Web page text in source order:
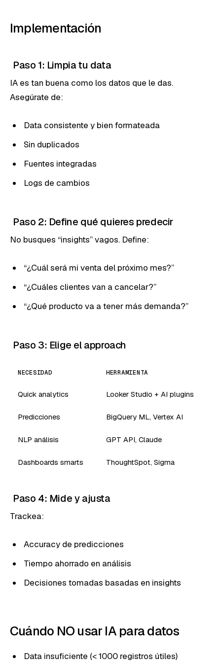
Implementación
Paso 1: Limpia tu data
IA es tan buena como los datos que le das.
Asegúrate de:
Data consistente y bien formateada
Sin duplicados
Fuentes integradas
Logs de cambios
Paso 2: Define qué quieres predecir
No busques “insights” vagos. Define:
“¿Cuál será mi venta del próximo mes?”
“¿Cuáles clientes van a cancelar?”
“¿Qué producto va a tener más demanda?”
Paso 3: Elige el approach
NECESIDAD HERRAMIENTA
Quick analytics Looker Studio + AI plugins
Predicciones BigQuery ML, Vertex AI
NLP análisis GPT API, Claude
Dashboards smarts ThoughtSpot, Sigma
Paso 4: Mide y ajusta
Trackea:
Accuracy de predicciones
Tiempo ahorrado en análisis
Decisiones tomadas basadas en insights
Cuándo NO usar IA para datos
Data insuficiente (< 1000 registros útiles)